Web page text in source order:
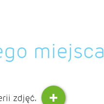
zdjęć.